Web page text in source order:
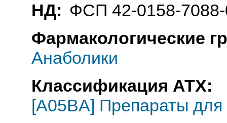
НД: ФСП 42-0158-
Фармакологические
Анаболики
Классификация АТХ:
[A05BA] Препараты